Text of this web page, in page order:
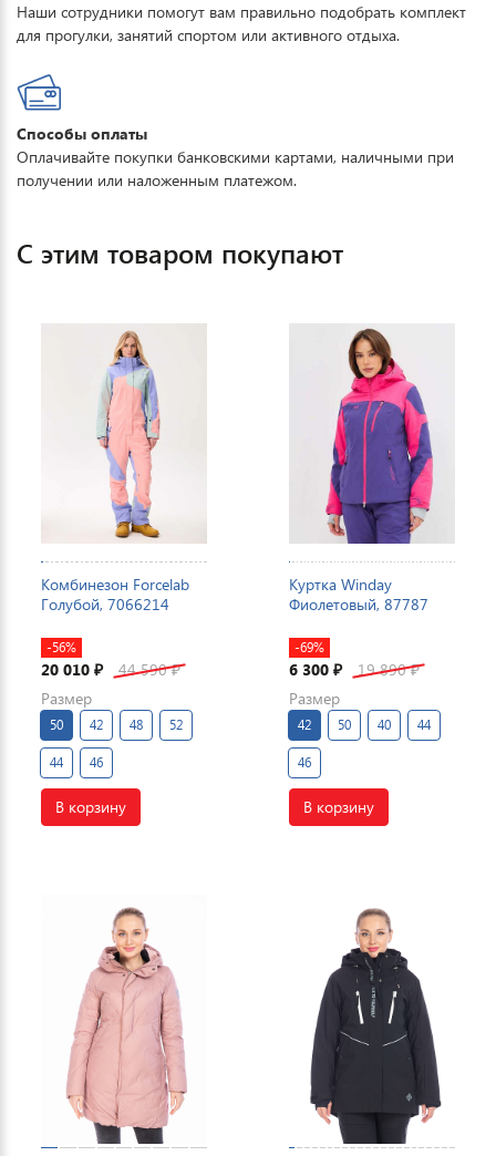
Наши сотрудники помогут вам правильно подобрать комплект
для прогулки, занятий спортом или активного отдыха.
Способы оплаты
Оплачивайте покупки банковскими картами, наличными при
получении или наложенным платежом.
С этим товаром покупают
Комбинезон Forcelab
Голубой, 7066214
-56%
20 010 ₽ 44 590₽
Размер
50 42 48 52
44 46
В корзину
Куртка Winday
Фиолетовый, 87787
-69%
6 300 ₽ 19 890₽
Размер
42 50 40 44
46
В корзину